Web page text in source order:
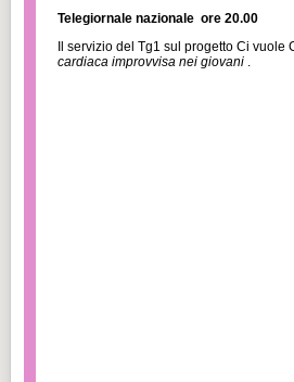
Telegiornale nazionale ore 20.00
Il servizio del Tg1 sul progetto Ci
cardiaca improvvisa nei giovani.